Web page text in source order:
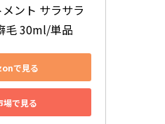
ント サラサラ
毛 30ml/単品
で見る
場で見る